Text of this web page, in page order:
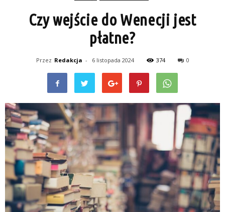
Czy wejście do Wenecji jest
płatne?
Przez Redakcja - 6 listopada 2024 374 0